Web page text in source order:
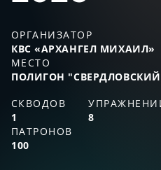
ОРГАНИЗАТОР
КВС «АРХАНГЕЛ МИХАИЛ»
МЕСТО
ПОЛИГОН
СКВОДОВ
1
8
ПАТРОНОВ
100